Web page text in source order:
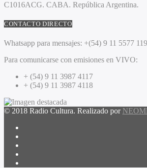
C1016ACG. CABA. República Argentina.
CONTACTO DIRECTO
Whatsapp para mensajes: +(54) 9 11 5577
Para comunicarse con emisiones en VIVO:
+ (54) 9 11 3987 4117
+ (54) 9 11 3987 4118
© 2018 Radio Cultura. Realizado por